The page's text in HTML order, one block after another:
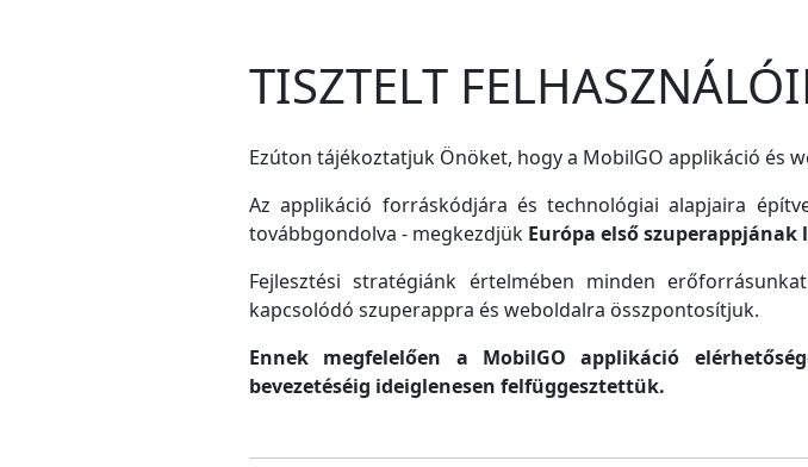
TISZTELT
Ezúton tájékoztatjuk Önöket, hogy a MobilGO applikáció és
Az applikáció forráskódjára és technológiai alapjaira
továbbgondolva - megkezdjük Európa első szuperappjának
Fejlesztési stratégiánk értelmében minden
kapcsolódó szuperappra és weboldalra összpontosítjuk.
Ennek megfelelően a MobilGO applikáció
bevezetéséig ideiglenesen felfüggesztettük.